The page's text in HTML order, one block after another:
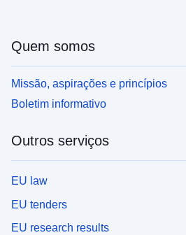
Quem somos
Missão, aspirações e princípios
Boletim informativo
Outros serviços
EU law
EU tenders
EU research results